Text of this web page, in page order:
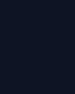
51-05 lub